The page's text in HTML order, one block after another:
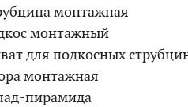
монтажная
монтажный
для подкосных
монтажная
пирамида